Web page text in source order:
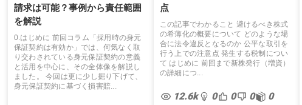
請求は可能？事例から責任範囲
を解説
0.はじめに 前回コラム「採用時の身元
保証契約は有効か」では、何気なく取
り交わされている身元保証契約の意義
と活用を中心に、その全体像を解説し
ました。 今回は更に少し掘り下げて、
身元保証契約に基づく損害賠...
点
この記事でわかること 避けるべき株式
の希薄化の概要について どのような場
合に法令違反となるのか 公平な取引を
行う上での注意点 発生する税制につい
て はじめに 前回まで新株発行（増資）
の詳細につ...
12.6k 0 0 0 0